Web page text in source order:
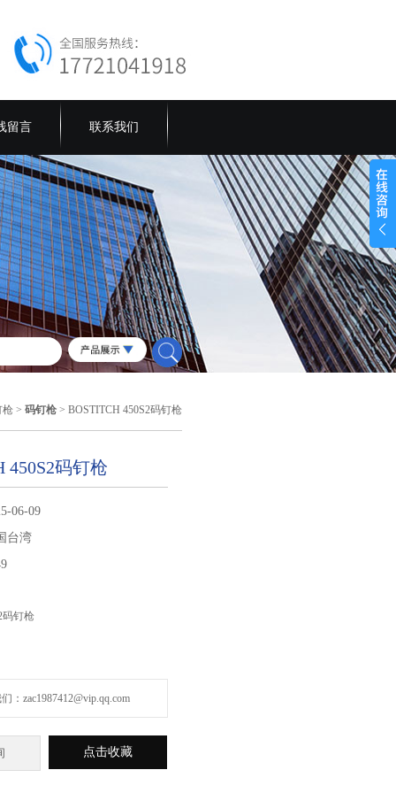
留言 联系我们
枪 >码钉枪 > BOSTITCH 450S2码钉枪
450S2码钉枪
06-09
台湾
码钉枪
：zac1987412@vip.qq.com
点击收藏